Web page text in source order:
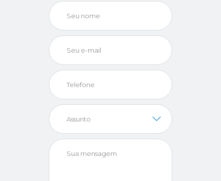
Seu nome
Seu e-mail
Telefone
Assunto
Sua mensagem